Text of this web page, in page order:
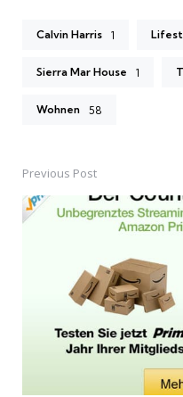
Calvin Harris 1
Sierra Mar House 1
Wohnen 58
Post
navigation
Previous Post